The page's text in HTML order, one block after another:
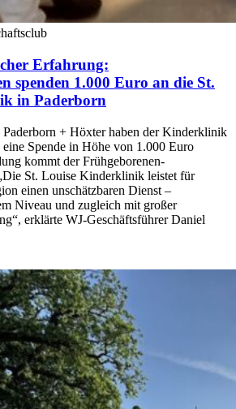
Erfahrung:
spenden 1.000 Euro an die St.
in Paderborn
+ Höxter haben der Kinderklinik
Spende in Höhe von 1.000 Euro
kommt der Frühgeborenen-
St. Louise Kinderklinik leistet für
einen unschätzbaren Dienst –
Niveau und zugleich mit großer
erklärte WJ-Geschäftsführer Daniel